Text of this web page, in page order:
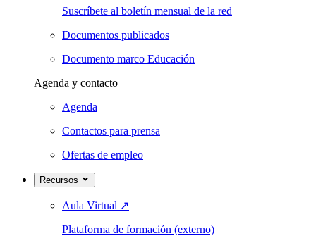
Suscríbete al boletín mensual de la red
Documentos publicados
Documento marco Educación
Agenda y contacto
Agenda
Contactos para prensa
Ofertas de empleo
Recursos
Aula Virtual ↗
Plataforma de formación (externo)